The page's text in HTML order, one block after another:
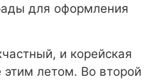
для оформления
и корейская
летом. Во второй